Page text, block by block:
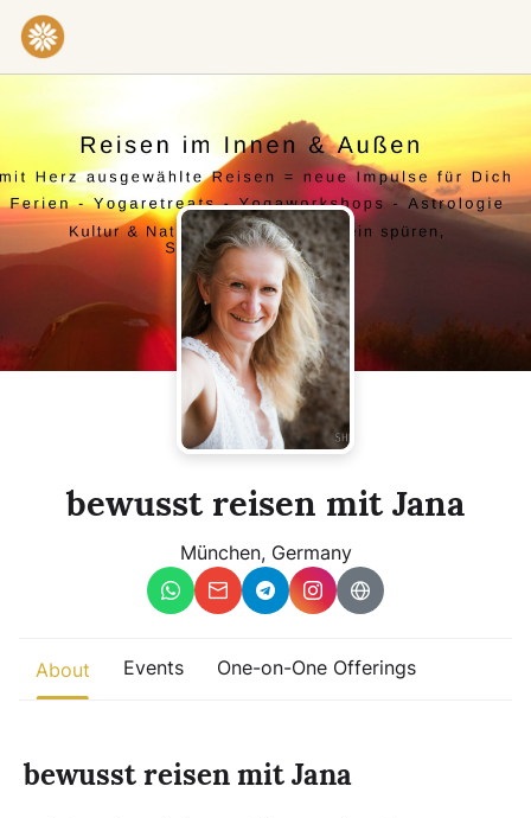
Practices & Inner Work
Yoga
Meditation
Breathwork
Embodiment
Tantra
Ceremony, Music & Movement
Cacao Ceremony
Retreat
Festival
growth are actively unfolding.
bewusst reisen mit Jana
München, Germany
About Events One-on-One Offerings
bewusst reisen mit Jana